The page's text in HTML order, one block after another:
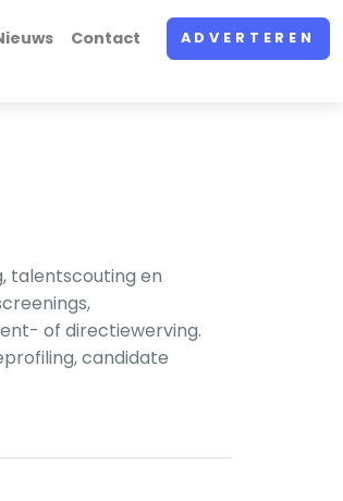
Contact ADVERTEREN
talentscouting en
of directiewerving.
candidate